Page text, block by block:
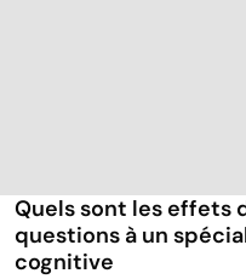
Quels sont les effets
questions à un
cognitive